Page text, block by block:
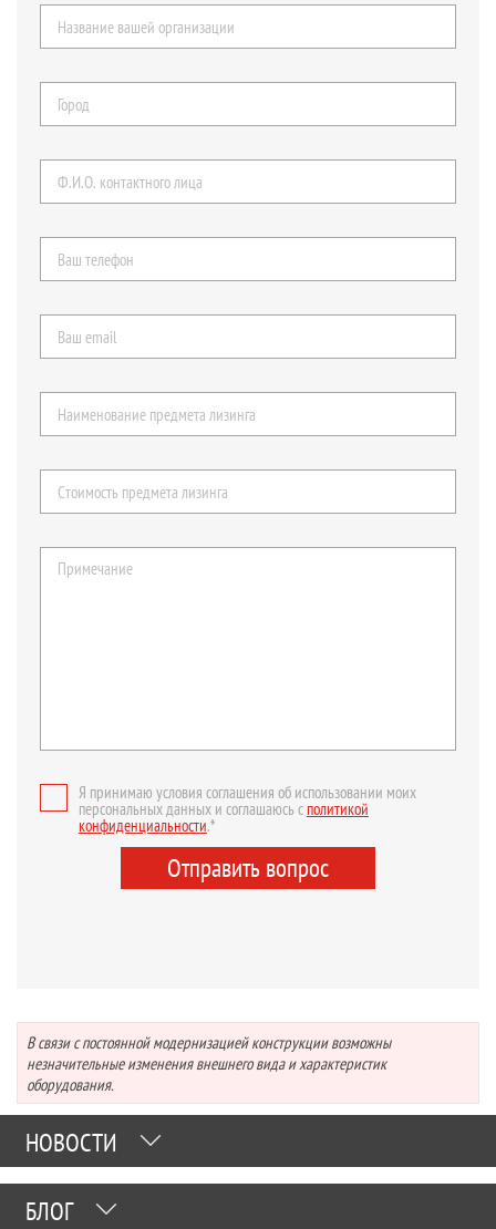
Я принимаю условия соглашения об использовании моих
персональных данных и соглашаюсь сполитикой
конфиденциальности.*
Отправить вопрос
В связи с постоянной модернизацией конструкции возможны
незначительные изменения внешнего вида и характеристик
оборудования.
НОВОСТИ
БЛОГ